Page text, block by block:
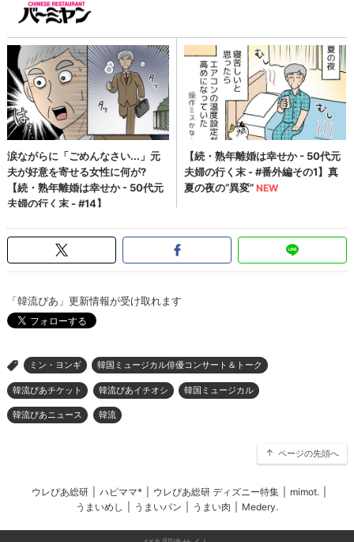
「韓流ぴあ」更新情報が受け取れます
> ミン・ヨンギ 韓国ミュージカル俳優コンサート＆トーク
韓流ぴあチケット 韓流ぴあイチオシ 韓国ミュージカル
韓流ぴあニュース 韓流
ページの先頭へ
ウレぴあ総研 ハピママ* ウレぴあ総研 ディズニー特集 mimot.
うまいめし
うまいパン うまい肉 Medery.